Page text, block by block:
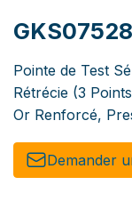
Pointe de Test
Rétrécie (3
Or Renforcé,
Demander